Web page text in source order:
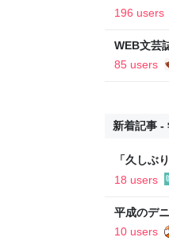
と。｜デ
196 users
WEB文芸
85 users
新着記事 -
「久しぶ
されて学
18 users
平成のデ
大人版を
10 users